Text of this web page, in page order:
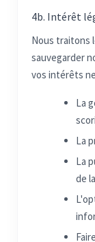
4b. Intérêt
Nous traitons
sauvegarder
vos intérêts
La
La
La
de